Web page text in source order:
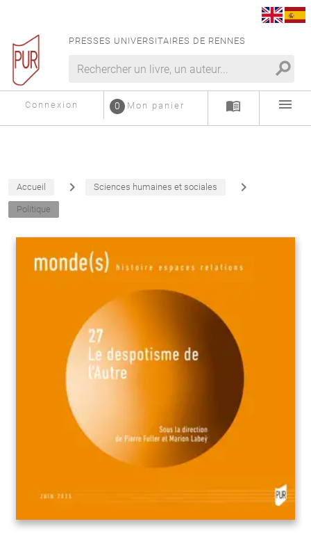
PRESSES UNIVERSITAIRES DE RENNES
search
Connexion Mon panier
0 menu_book menu
Accueil navigate_next Sciences humaines et sociales navigate_next
Politique